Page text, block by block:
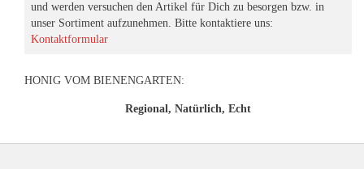
und werden versuchen den Artikel für Dich zu besorgen bzw. in
unser Sortiment aufzunehmen. Bitte kontaktiere uns:
Kontaktformular
HONIG VOM BIENENGARTEN:
Regional, Natürlich, Echt